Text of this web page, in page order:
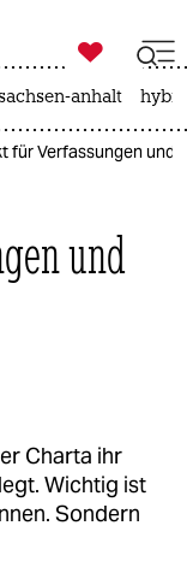

taz zahl ich
anhalt
für Verfassungen und
und
Charta ihr
Wichtig ist
Sondern